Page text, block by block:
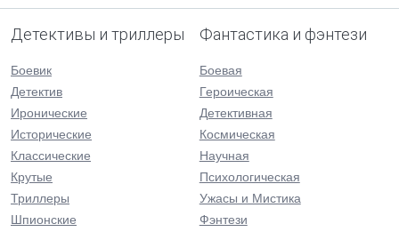
Детективы и триллеры
Боевик
Детектив
Иронические
Исторические
Классические
Крутые
Триллеры
Шпионские
Фантастика и фэнтези
Боевая
Героическая
Детективная
Космическая
Научная
Психологическая
Ужасы и Мистика
Фэнтези